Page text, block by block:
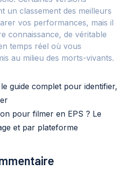
un classement des meilleurs
vos performances, mais il
connaissance, de véritable
temps réel où vous
au milieu des morts-vivants.
guide complet pour identifier,
pour filmer en EPS ? Le
et par plateforme